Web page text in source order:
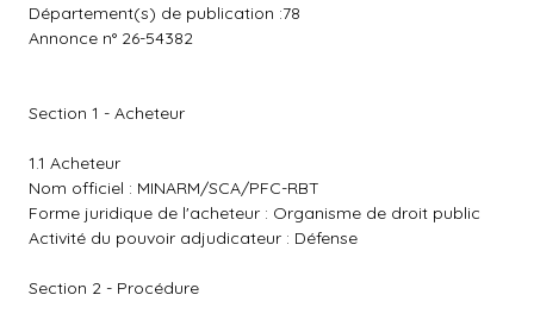
Département(s) de publication :78
Annonce n° 26-54382
Section 1 - Acheteur
1.1 Acheteur
Nom officiel : MINARM/SCA/PFC-RBT
Forme juridique de l'acheteur : Organisme de droit public
Activité du pouvoir adjudicateur : Défense
Section 2 - Procédure